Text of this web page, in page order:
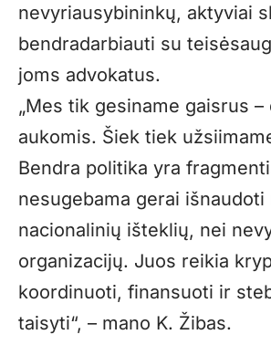
nevyriausybininkų, aktyviai
bendradarbiauti su
joms advokatus.
„Mes tik gesiname gaisrus –
aukomis. Šiek tiek
Bendra politika yra
nesugebama gerai išnaudoti
nacionalinių išteklių, nei
organizacijų. Juos reikia
koordinuoti, finansuoti ir
taisyti“, – mano K. Žibas.